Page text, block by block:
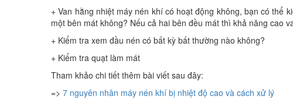
+ Van hằng nhiệt máy nén khí có hoạt động không, bạn có thể
một bên mát không? Nếu cả hai bên đều mát thì khả năng cao
+ Kiểm tra xem đầu nén có bất kỳ bất thường nào không?
+ Kiểm tra quạt làm mát
Tham khảo chi tiết thêm bài viết sau đây:
=> 7 nguyên nhân máy nén khí bị nhiệt độ cao và cách xử lý